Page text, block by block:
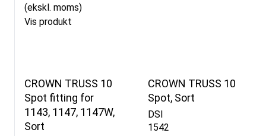
(ekskl. moms)
Vis produkt
CROWN TRUSS 10
Spot fitting for
1143, 1147, 1147W,
Sort
CROWN TRUSS 10
Spot, Sort
DSI
1542